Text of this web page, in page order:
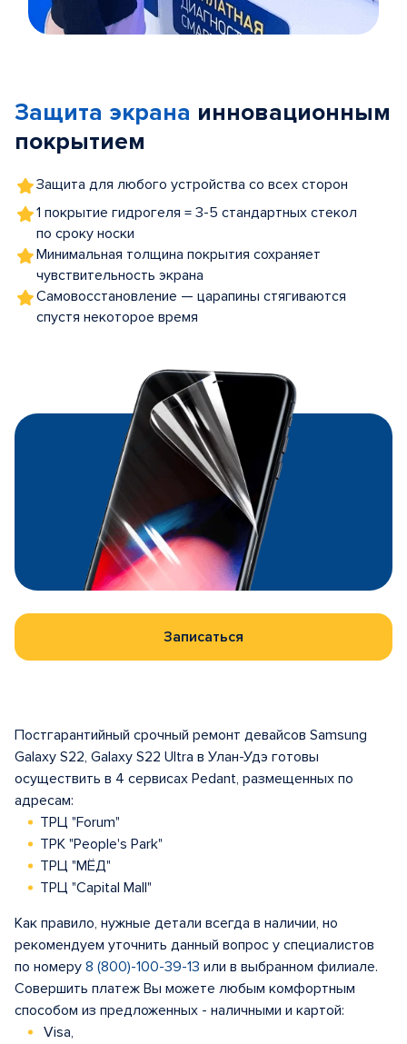
5
Защита экрана инновационным
покрытием
Защита для любого устройства со всех сторон
1 покрытие гидрогеля = 3-5 стандартных стекол
по сроку носки
Минимальная толщина покрытия сохраняет
чувствительность экрана
Самовосстановление — царапины стягиваются
спустя некоторое время
Записаться
Постгарантийный срочный ремонт девайсов Samsung
Galaxy S22, Galaxy S22 Ultra в Улан-Удэ готовы
осуществить в 4 сервисах Pedant, размещенных по
адресам:
ТРЦ "Forum"
ТРК "People's Park"
ТРЦ "МЁД"
ТРЦ "Capital Mall"
Как правило, нужные детали всегда в наличии, но
рекомендуем уточнить данный вопрос у специалистов
по номеру 8 (800)-100-39-13 или в выбранном филиале.
Совершить платеж Вы можете любым комфортным
способом из предложенных - наличными и картой:
Visa,